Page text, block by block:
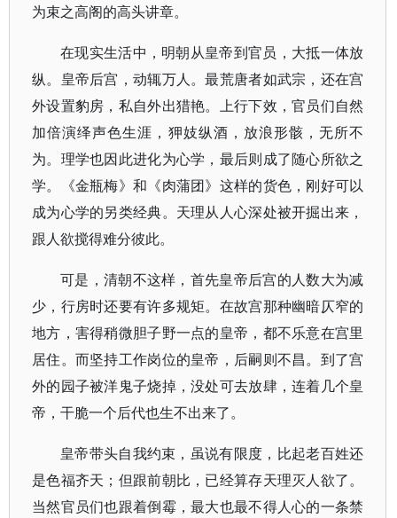
为束之高阁的高头讲章。
在现实生活中，明朝从皇帝到官员，大抵一体放
纵。皇帝后宫，动辄万人。最荒唐者如武宗，还在宫
外设置豹房，私自外出猎艳。上行下效，官员们自然
加倍演绎声色生涯，狎妓纵酒，放浪形骸，无所不
为。理学也因此进化为心学，最后则成了随心所欲之
学。《金瓶梅》和《肉蒲团》这样的货色，刚好可以
成为心学的另类经典。天理从人心深处被开掘出来，
跟人欲搅得难分彼此。
可是，清朝不这样，首先皇帝后宫的人数大为减
少，行房时还要有许多规矩。在故宫那种幽暗仄窄的
地方，害得稍微胆子野一点的皇帝，都不乐意在宫里
居住。而坚持工作岗位的皇帝，后嗣则不昌。到了宫
外的园子被洋鬼子烧掉，没处可去放肆，连着几个皇
帝，干脆一个后代也生不出来了。
皇帝带头自我约束，虽说有限度，比起老百姓还
是色福齐天；但跟前朝比，已经算存天理灭人欲了。
当然官员们也跟着倒霉，最大也最不得人心的一条禁